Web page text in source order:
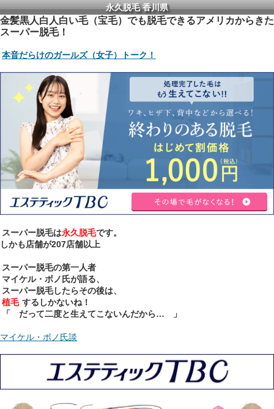
永久脱毛 香川県
金髪黒人白人白い毛（宝毛）でも脱毛できるアメリカからきた
スーパー脱毛！
本音だらけのガールズ（女子）トーク！
スーパー脱毛は永久脱毛です。
しかも店舗が207店舗以上
スーパー脱毛の第一人者
マイケル・ボノ氏が語る、
スーパー脱毛したらその後は、
植毛 するしかないね！
「 だって二度と生えてこないんだから… 」
マイケル・ボノ氏談